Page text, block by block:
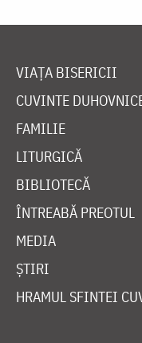
VIAȚA BISERICII
CUVINTE
FAMILIE
LITURGICĂ
BIBLIOTECĂ
ÎNTREABĂ PREOTUL
MEDIA
ȘTIRI
HRAMUL SFINTEI